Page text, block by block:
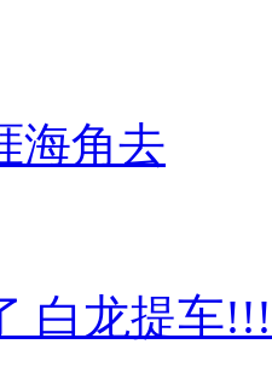
海角去
白龙提车